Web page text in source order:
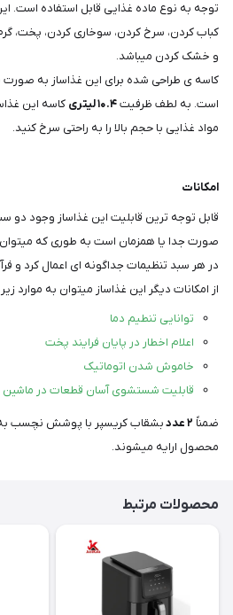
توجه به نوع ماده غذایی قابل استفاده
کباب کردن، سرخ کردن، سوخاری کردن، پخت،
و خشک کردن میباشد.
کاسه ی طراحی شده برای این غذاساز به
است. به لطف ظرفيت۱۰.۴ لیتری
کاسه این
مواد غذایی با حجم بالا را به راحتی سرخ کنید.
امکانات
قابل توجه ترین قابلیت این غذاساز وجود دو
صورت جدا یا همزمان است به طوری که میتوان
در هر سبد تنظیمات جداگونه ای اعمال کرد و
از امکانات دیگر این غذاساز میتوان به موارد
توانایی تنطیم دما
اعلام اخطار در پایان فرایند پخت
خاموش شدن اتوماتیک
قابلیت شستشوی آسان قطعات در
ضمناً ۲عددبشقاب کریسپر با پوشش نچسب به
محصول ارایه میشوند.
محصولات مرتبط